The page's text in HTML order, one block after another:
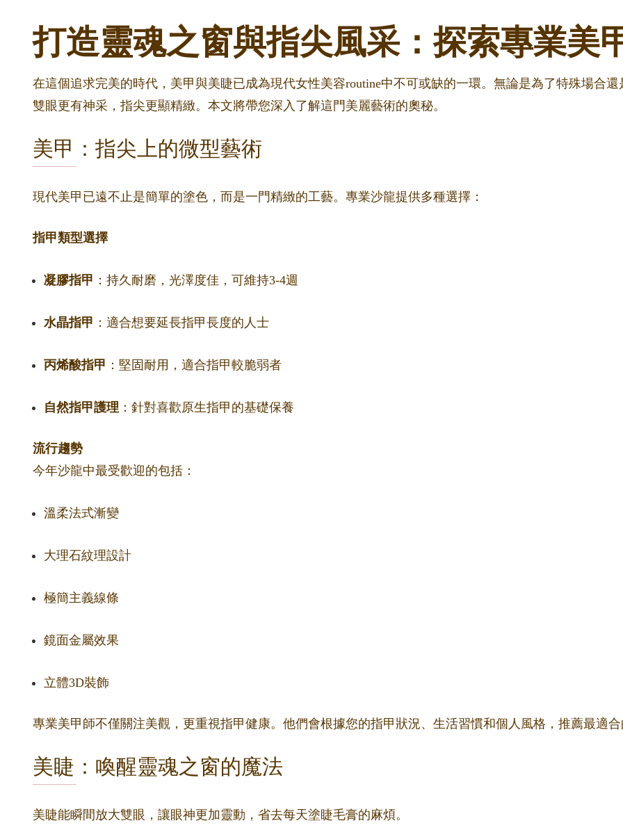
打造靈魂之窗與指尖風采：探索專業美
在這個追求完美的時代，美甲與美睫已成為現代女性美容routine中不可或缺的一環。無論是為了特殊場合
雙眼更有神采，指尖更顯精緻。本文將帶您深入了解這門美麗藝術的奧秘。
美甲：指尖上的微型藝術
現代美甲已遠不止是簡單的塗色，而是一門精緻的工藝。專業沙龍提供多種選擇：
指甲類型選擇
凝膠指甲 ：持久耐磨，光澤度佳，可維持3-4週
水晶指甲 ：適合想要延長指甲長度的人士
丙烯酸指甲 ：堅固耐用，適合指甲較脆弱者
自然指甲護理 ：針對喜歡原生指甲的基礎保養
流行趨勢
今年沙龍中最受歡迎的包括：
溫柔法式漸變
大理石紋理設計
極簡主義線條
鏡面金屬效果
立體3D裝飾
專業美甲師不僅關注美觀，更重視指甲健康。他們會根據您的指甲狀況、生活習慣和個人風格，推薦最適合
美睫：喚醒靈魂之窗的魔法
美睫能瞬間放大雙眼，讓眼神更加靈動，省去每天塗睫毛膏的麻煩。